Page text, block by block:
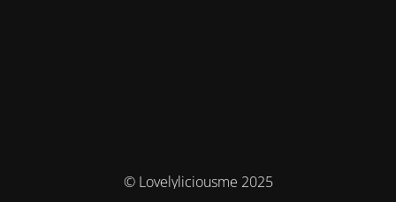
© Lovelyliciousme 2025